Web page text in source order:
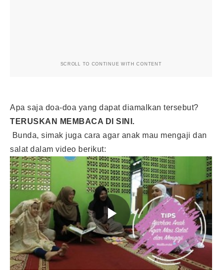
SCROLL TO CONTINUE WITH CONTENT
Apa saja doa-doa yang dapat diamalkan tersebut?
TERUSKAN MEMBACA DI SINI.
Bunda, simak juga cara agar anak mau mengaji dan
salat dalam video berikut: